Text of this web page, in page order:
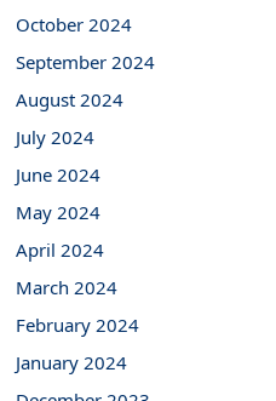
October 2024
September 2024
August 2024
July 2024
June 2024
May 2024
April 2024
March 2024
February 2024
January 2024